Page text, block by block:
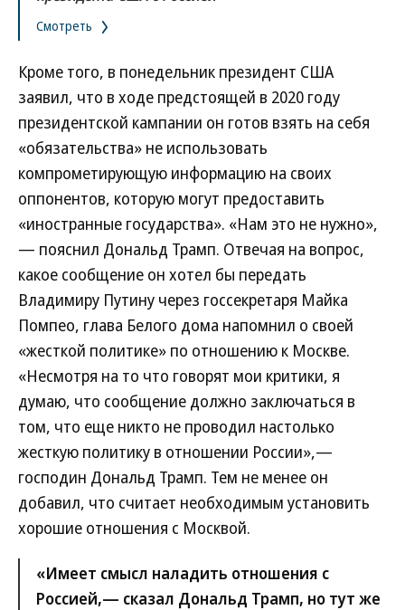
Смотреть
Кроме того, в понедельник президент США
заявил, что в ходе предстоящей в 2020 году
президентской кампании он готов взять на себя
«обязательства» не использовать
компрометирующую информацию на своих
оппонентов, которую могут предоставить
«иностранные государства». «Нам это не нужно»,
— пояснил Дональд Трамп. Отвечая на вопрос,
какое сообщение он хотел бы передать
Владимиру Путину через госсекретаря Майка
Помпео, глава Белого дома напомнил о своей
«жесткой политике» по отношению к Москве.
«Несмотря на то что говорят мои критики, я
думаю, что сообщение должно заключаться в
том, что еще никто не проводил настолько
жесткую политику в отношении России»,—
господин Дональд Трамп. Тем не менее он
добавил, что считает необходимым установить
хорошие отношения с Москвой.
«Имеет смысл наладить отношения с
Россией,— сказал Дональд Трамп, но тут же